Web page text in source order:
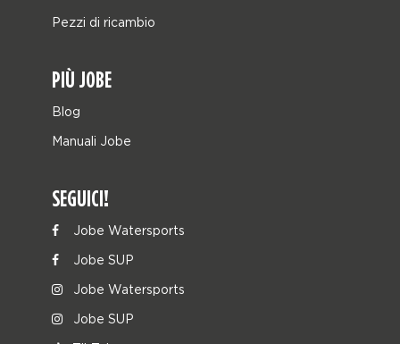
Pezzi di ricambio
PIÙ JOBE
Blog
Manuali Jobe
SEGUICI!
Jobe Watersports
Jobe SUP
Jobe Watersports
Jobe SUP